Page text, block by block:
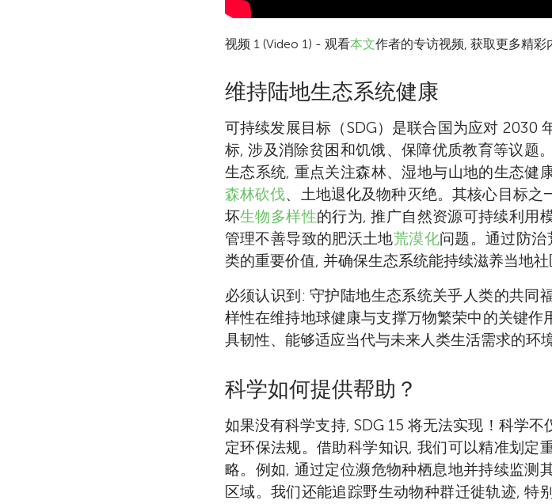
Javier Blanco-
的研究员, 致力于运
植物群落并
*
Kasper Johansen
领域高级研究员,
学位。主要研究方向
了解农田、河流及海岸
Matthew F. McCabe
Matthew F. McCabe
响、精准农业及水资
创新技术强化地球
McCabe 现已发表 220
Ahmed
年龄 11
我叫 Ahmed, 最爱苹
足球, 还有阅读。
Athena
年龄 13
我爱踢足球、打高尔
友共度欢乐时光。
Katerina
年龄 9
我喜爱动植物, 始终怀
多科学奥秘。体操、
音乐、艺术与数学同样
Khadija
年龄 13
我长大后想成为一名
阅读, 梦想是拥有个人
来时, 我常在街区骑行
视频 1 (Video 1) - 观看本文作者的专访视频, 获取更多精彩
维持陆地生态系统健康
可持续发展目标（SDG）是联合国为应对 2030
标, 涉及消除贫困和饥饿、保障优质教育等议题。
生态系统, 重点关注森林、湿地与山地的生态健
森林砍伐、土地退化及物种灭绝。其核心目标
坏生物多样性的行为, 推广自然资源可持续利用
管理不善导致的肥沃土地荒漠化问题。通过防治
类的重要价值, 并确保生态系统能持续滋养当地社
必须认识到: 守护陆地生态系统关乎人类的共同
样性在维持地球健康与支撑万物繁荣中的关键
具韧性、能够适应当代与未来人类生活需求的环境
科学如何提供帮助？
如果没有科学支持, SDG 15 将无法实现！科学
定环保法规。借助科学知识, 我们可以精准划定
略。例如, 通过定位濒危物种栖息地并持续监测
区域。我们还能追踪野生动物种群迁徙轨迹, 特